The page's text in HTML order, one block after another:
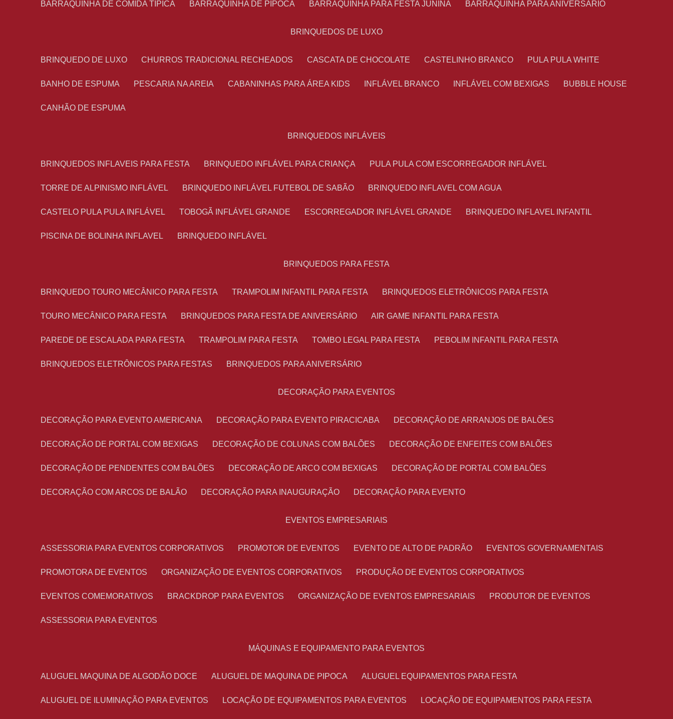
BARRAQUINHA DE COMIDA TÍPICA BARRAQUINHA DE PIPOCA BARRAQUINHA PARA FESTA JUNINA BARRAQUINHA PARA ANIVERSÁRIO
BRINQUEDOS DE LUXO
BRINQUEDO DE LUXO CHURROS TRADICIONAL RECHEADOS CASCATA DE CHOCOLATE CASTELINHO BRANCO PULA PULA WHITE
BANHO DE ESPUMA PESCARIA NA AREIA CABANINHAS PARA ÁREA KIDS INFLÁVEL BRANCO INFLÁVEL COM BEXIGAS BUBBLE HOUSE
CANHÃO DE ESPUMA
BRINQUEDOS INFLÁVEIS
BRINQUEDOS INFLAVEIS PARA FESTA BRINQUEDO INFLÁVEL PARA CRIANÇA PULA PULA COM ESCORREGADOR INFLÁVEL
TORRE DE ALPINISMO INFLÁVEL BRINQUEDO INFLÁVEL FUTEBOL DE SABÃO BRINQUEDO INFLAVEL COM AGUA
CASTELO PULA PULA INFLÁVEL TOBOGÃ INFLÁVEL GRANDE ESCORREGADOR INFLÁVEL GRANDE BRINQUEDO INFLAVEL INFANTIL
PISCINA DE BOLINHA INFLAVEL BRINQUEDO INFLÁVEL
BRINQUEDOS PARA FESTA
BRINQUEDO TOURO MECÂNICO PARA FESTA TRAMPOLIM INFANTIL PARA FESTA BRINQUEDOS ELETRÔNICOS PARA FESTA
TOURO MECÂNICO PARA FESTA BRINQUEDOS PARA FESTA DE ANIVERSÁRIO AIR GAME INFANTIL PARA FESTA
PAREDE DE ESCALADA PARA FESTA TRAMPOLIM PARA FESTA TOMBO LEGAL PARA FESTA PEBOLIM INFANTIL PARA FESTA
BRINQUEDOS ELETRÔNICOS PARA FESTAS BRINQUEDOS PARA ANIVERSÁRIO
DECORAÇÃO PARA EVENTOS
DECORAÇÃO PARA EVENTO AMERICANA DECORAÇÃO PARA EVENTO PIRACICABA DECORAÇÃO DE ARRANJOS DE BALÕES
DECORAÇÃO DE PORTAL COM BEXIGAS DECORAÇÃO DE COLUNAS COM BALÕES DECORAÇÃO DE ENFEITES COM BALÕES
DECORAÇÃO DE PENDENTES COM BALÕES DECORAÇÃO DE ARCO COM BEXIGAS DECORAÇÃO DE PORTAL COM BALÕES
DECORAÇÃO COM ARCOS DE BALÃO DECORAÇÃO PARA INAUGURAÇÃO DECORAÇÃO PARA EVENTO
EVENTOS EMPRESARIAIS
ASSESSORIA PARA EVENTOS CORPORATIVOS PROMOTOR DE EVENTOS EVENTO DE ALTO DE PADRÃO EVENTOS GOVERNAMENTAIS
PROMOTORA DE EVENTOS ORGANIZAÇÃO DE EVENTOS CORPORATIVOS PRODUÇÃO DE EVENTOS CORPORATIVOS
EVENTOS COMEMORATIVOS BRACKDROP PARA EVENTOS ORGANIZAÇÃO DE EVENTOS EMPRESARIAIS PRODUTOR DE EVENTOS
ASSESSORIA PARA EVENTOS
MÁQUINAS E EQUIPAMENTO PARA EVENTOS
ALUGUEL MAQUINA DE ALGODÃO DOCE ALUGUEL DE MAQUINA DE PIPOCA ALUGUEL EQUIPAMENTOS PARA FESTA
ALUGUEL DE ILUMINAÇÃO PARA EVENTOS LOCAÇÃO DE EQUIPAMENTOS PARA EVENTOS LOCAÇÃO DE EQUIPAMENTOS PARA FESTA